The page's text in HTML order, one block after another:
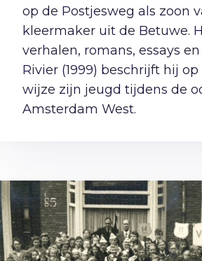
op de Postjesweg als zoon
kleermaker uit de Betuwe.
verhalen, romans, essays
Rivier (1999) beschrijft hij
wijze zijn jeugd tijdens de
Amsterdam West.